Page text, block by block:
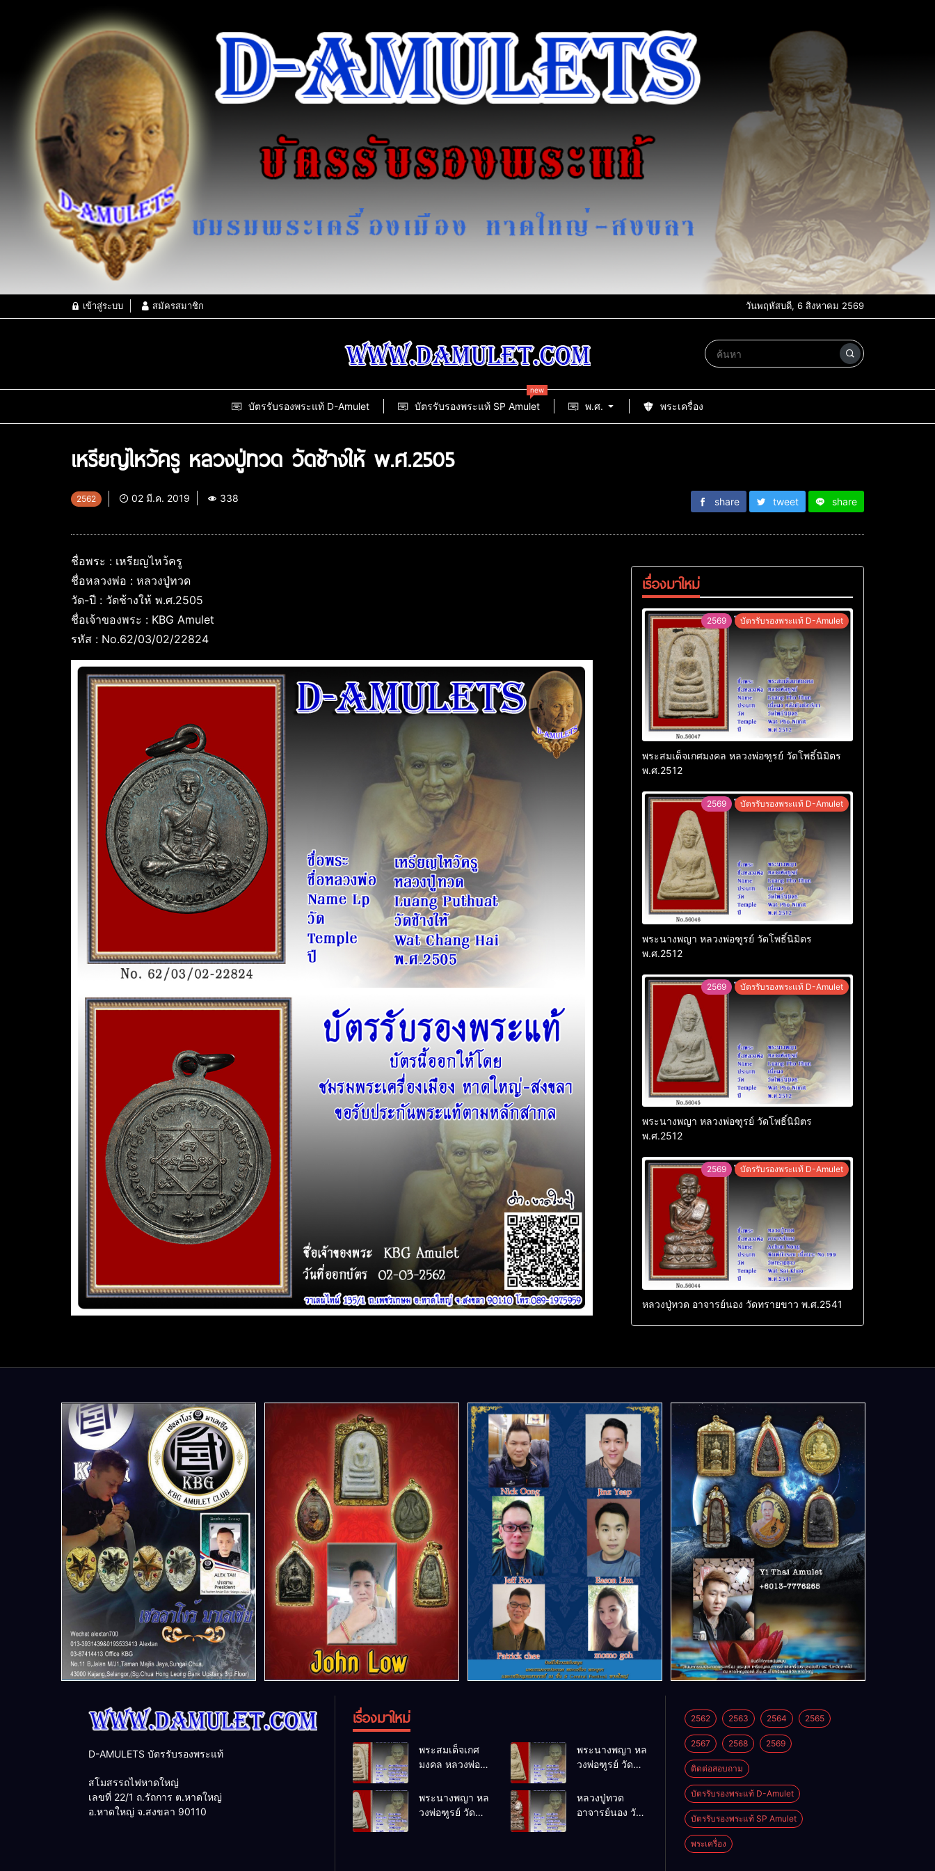
เข้าสู่ระบบ สมัครสมาชิก วันพฤหัสบดี, 6 สิงหาคม 2569
บัตรรับรองพระแท้ D-Amulet บัตรรับรองพระแท้ SP Amulet
new
พ.ศ. พระเครื่อง
เหรียญไหว้ครู หลวงปู่ทวด วัดช้างให้ พ.ศ.2505
2562 02 มี.ค. 2019 338 share tweet share
ชื่อพระ : เหรียญไหว้ครู
ชื่อหลวงพ่อ : หลวงปู่ทวด
วัด-ปี : วัดช้างให้ พ.ศ.2505
ชื่อเจ้าของพระ : KBG Amulet
รหัส : No.62/03/02/22824
เรื่องมาใหม่
2569 บัตรรับรองพระแท้ D-Amulet
พระสมเด็จเกศมงคล หลวงพ่อฑูรย์ วัดโพธิ์นิมิตร
พ.ศ.2512
2569 บัตรรับรองพระแท้ D-Amulet
พระนางพญา หลวงพ่อฑูรย์ วัดโพธิ์นิมิตร
พ.ศ.2512
2569 บัตรรับรองพระแท้ D-Amulet
พระนางพญา หลวงพ่อฑูรย์ วัดโพธิ์นิมิตร
พ.ศ.2512
2569 บัตรรับรองพระแท้ D-Amulet
หลวงปู่ทวด อาจารย์นอง วัดทรายขาว พ.ศ.2541
D-AMULETS บัตรรับรองพระแท้
สโมสรรถไฟหาดใหญ่
เลขที่ 22/1 ถ.รัถการ ต.หาดใหญ่
อ.หาดใหญ่ จ.สงขลา 90110
เรื่องมาใหม่
พระสมเด็จเกศ
มงคล หลวงพ่อ
โพธิ์นิมิตร
พ.ศ.2512
พระนางพญา หล
วงพ่อฑูรย์ วัด
พ.ศ.2512
พระนางพญา หล
วงพ่อฑูรย์ วัด
หลวงปู่ทวด
อาจารย์นอง วัด
2562 2563 2564 2565
2567 2568 2569
ติดต่อสอบถาม
บัตรรับรองพระแท้ D-Amulet
บัตรรับรองพระแท้ SP Amulet
พระเครื่อง